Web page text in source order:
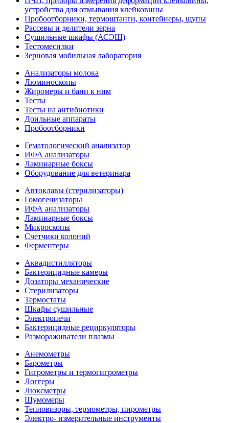
устройства для отмывания клейковины
Пробоотборники, термоштанги, контейнеры, щупы
Рассевы и делители зерна
Сушильные шкафы (АСЭШ)
Тестомесилки
Зерновая мобильная лаборатория
Анализаторы молока
Люминоскопы
Жиромеры и бани к ним
Тесты
Тесты на антибиотики
Доильные аппараты
Пробоотборники
Гематологический анализатор
ИФА анализаторы
Ламинарные боксы
Оборудование для ветеринара
Автоклавы (стерилизаторы)
Гомогенизаторы
ИФА анализаторы
Ламинарные боксы
Микроскопы
Счетчики колоний
Ферментеры
Аквадистилляторы
Бактерицидные камеры
Дозаторы механические
Стерилизаторы
Термостаты
Шкафы сушильные
Электропечи
Бактерицидные рециркуляторы
Размораживатели плазмы
Анемометры
Барометры
Гигрометры и термогигрометры
Логгеры
Люксметры
Шумомеры
Тепловизоры, термометры, пирометры
Электро- измерительные инструменты